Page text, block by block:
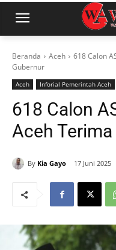
Beranda Aceh
618 Calon
Gubernur
Aceh Inforial Pemerintah Aceh
618 Calon
Aceh
By Kia Gayo 17 Juni 2025